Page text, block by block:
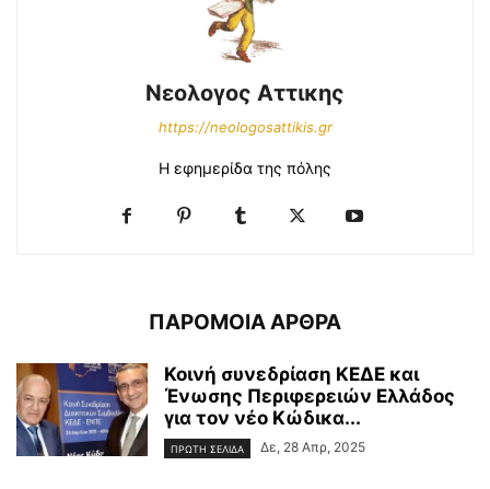
Νεολογος Αττικης
https://neologosattikis.gr
Η εφημερίδα της πόλης
ΠΑΡΟΜΟΙΑ ΑΡΘΡΑ
Κοινή συνεδρίαση ΚΕΔΕ και
Ένωσης Περιφερειών Ελλάδος
για τον νέο Κώδικα...
ΠΡΩΤΗ ΣΕΛΙΔΑ Δε, 28 Απρ, 2025